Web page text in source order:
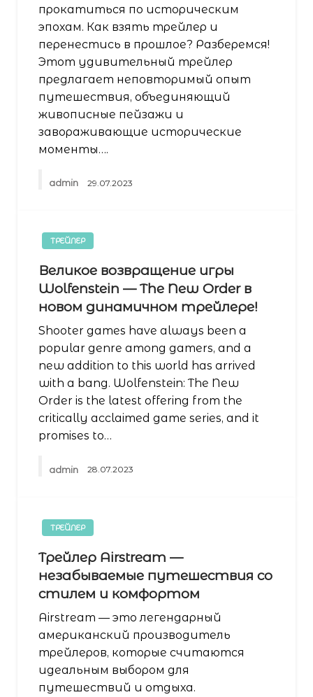
прокатиться по историческим
эпохам. Как взять трейлер и
перенестись в прошлое? Разберемся!
Этот удивительный трейлер
предлагает неповторимый опыт
путешествия, объединяющий
живописные пейзажи и
завораживающие исторические
моменты….
admin 29.07.2023
ТРЕЙЛЕР
Великое возвращение игры
Wolfenstein — The New Order в
новом динамичном трейлере!
Shooter games have always been a
popular genre among gamers, and a
new addition to this world has arrived
with a bang. Wolfenstein: The New
Order is the latest offering from the
critically acclaimed game series, and it
promises to…
admin 28.07.2023
ТРЕЙЛЕР
Трейлер Airstream —
незабываемые путешествия со
стилем и комфортом
Аirstream — это легендарный
американский производитель
трейлеров, которые считаются
идеальным выбором для
путешествий и отдыха.